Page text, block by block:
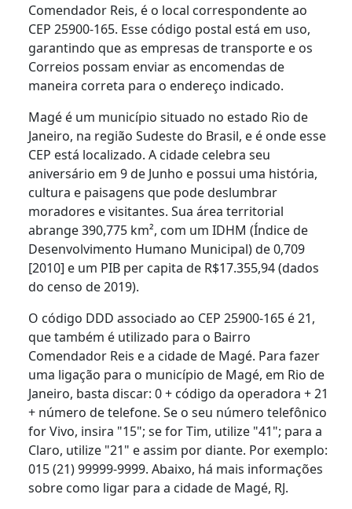
Comendador Reis, é o local correspondente ao
CEP 25900-165. Esse código postal está em uso,
garantindo que as empresas de transporte e os
Correios possam enviar as encomendas de
maneira correta para o endereço indicado.
Magé é um município situado no estado Rio de
Janeiro, na região Sudeste do Brasil, e é onde esse
CEP está localizado. A cidade celebra seu
aniversário em 9 de Junho e possui uma história,
cultura e paisagens que pode deslumbrar
moradores e visitantes. Sua área territorial
abrange 390,775 km², com um IDHM (Índice de
Desenvolvimento Humano Municipal) de 0,709
[2010] e um PIB per capita de R$17.355,94 (dados
do censo de 2019).
O código DDD associado ao CEP 25900-165 é 21,
que também é utilizado para o Bairro
Comendador Reis e a cidade de Magé. Para fazer
uma ligação para o município de Magé, em Rio de
Janeiro, basta discar: 0 + código da operadora + 21
+ número de telefone. Se o seu número telefônico
for Vivo, insira "15"; se for Tim, utilize "41"; para a
Claro, utilize "21" e assim por diante. Por exemplo:
015 (21) 99999-9999. Abaixo, há mais informações
sobre como ligar para a cidade de Magé, RJ.